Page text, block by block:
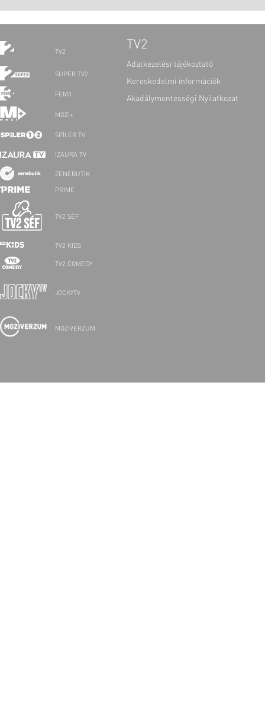
TV2
SUPER TV2
FEM3
MOZI+
SPÍLER TV
IZAURA TV
ZENEBUTIK
PRIME
TV2 SÉF
TV2 KIDS
TV2 COMEDY
JOCKYTV
MOZIVERZUM
TV2
Adatkezelési tájékoztató
Kereskedelmi információk
Akadálymentességi Nyilatkozat